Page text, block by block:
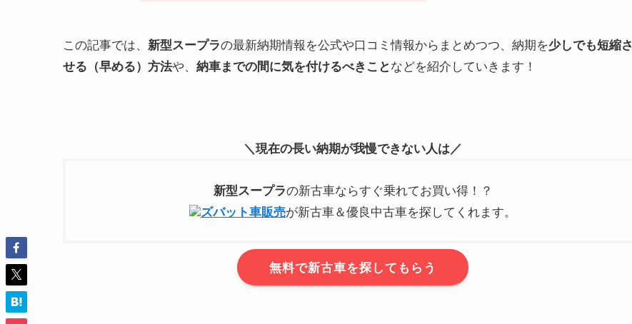
この記事では、 新型スープラの最新納期情報を公式や口コミ情報からまとめつつ、納期を少しでも短縮さ
せる（早める）方法や、 納車までの間に気を付けるべきことなどを紹介していきます！
＼現在の長い納期が我慢できない人は／
新型スープラの新古車ならすぐ乗れてお買い得！？
ズバット車販売が新古車＆優良中古車を探してくれます。
無料で新古車を探してもらう